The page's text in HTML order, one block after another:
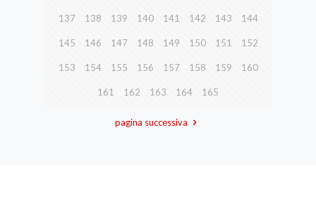
137 138 139 140 141 142 143 144
145 146 147 148 149 150 151 152
153 154 155 156 157 158 159 160
161 162 163 164 165
pagina successiva